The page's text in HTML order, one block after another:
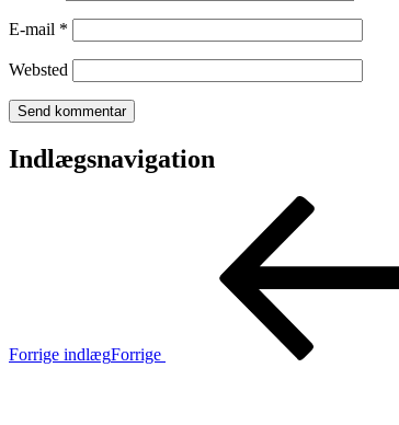
E-mail *
Websted
Indlægsnavigation
Forrige indlægForrige